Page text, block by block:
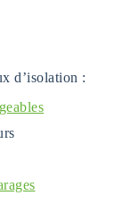
d’isolation :